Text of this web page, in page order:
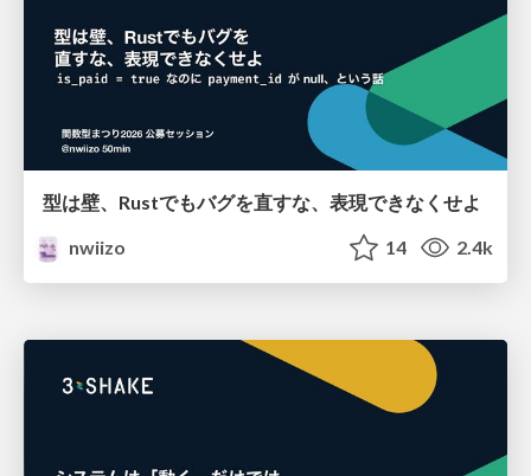
型は壁、Rustでもバグを直すな、表現できなくせよ
nwiizo
14 2.4k